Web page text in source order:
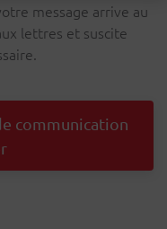
message arrive au
lettres et suscite
communication